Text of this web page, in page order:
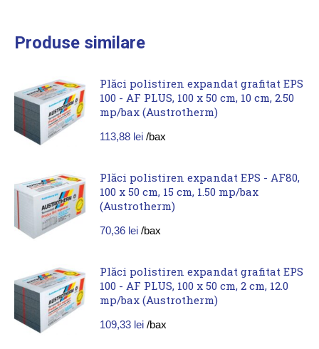
Produse similare
Plăci polistiren expandat grafitat EPS
100 - AF PLUS, 100 x 50 cm, 10 cm, 2.50
mp/bax (Austrotherm)
113,88 lei /bax
Plăci polistiren expandat EPS - AF80,
100 x 50 cm, 15 cm, 1.50 mp/bax
(Austrotherm)
70,36 lei /bax
Plăci polistiren expandat grafitat EPS
100 - AF PLUS, 100 x 50 cm, 2 cm, 12.0
mp/bax (Austrotherm)
109,33 lei /bax